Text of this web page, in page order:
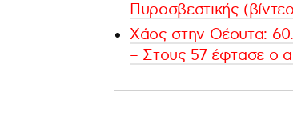
Πυροσβεστικής
Xάος στην Θέουτα:
– Στους 57 έφτασε ο